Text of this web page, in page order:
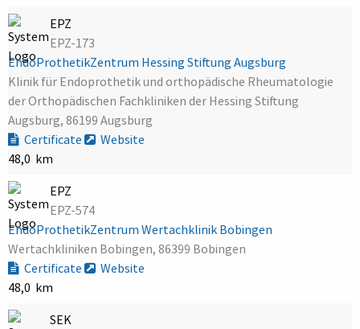
EPZ
EPZ-173
EndoProthetikZentrum Hessing Stiftung Augsburg
Klinik für Endoprothetik und orthopädische Rheumatologie
der Orthopädischen Fachkliniken der Hessing Stiftung
Augsburg, 86199 Augsburg
Certificate
Website
48,0 km
EPZ
EPZ-574
EndoProthetikZentrum Wertachklinik Bobingen
Wertachkliniken Bobingen, 86399 Bobingen
Certificate
Website
48,0 km
SEK